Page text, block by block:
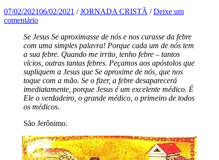
07/02/202106/02/2021 /JORNADA CRISTÃ /Deixe um
comentário
Se Jesus Se aproximasse de nós e nos curasse da febre
com uma simples palavra! Porque cada um de nós tem
a sua febre. Quando me irrito, tenho febre – tantos
vícios, outras tantas febres. Peçamos aos apóstolos que
supliquem a Jesus que Se aproxime de nós, que nos
toque com a mão. Se o fizer, a febre desaparecerá
imediatamente, porque Jesus é um excelente médico. É
Ele o verdadeiro, o grande médico, o primeiro de todos
os médicos.
São Jerônimo.